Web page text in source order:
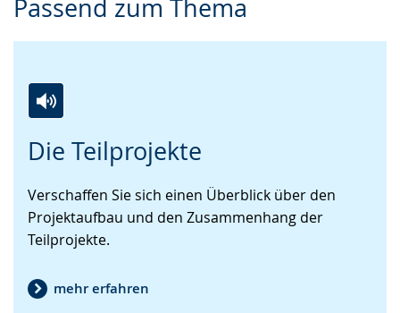
Passend zum Thema
Leichten
Sprache
Audio-
Unterstützung.
Video
in
Gebärdensprache
wird
angezeigt.
Die Teilprojekte
Leichten
wechseln.
Audio-
Video
Deutscher
Gebärdensprache
wird
Verschaffen Sie sich einen Überblick über den
Projektaufbau und den Zusammenhang der
Teilprojekte.
mehr erfahren